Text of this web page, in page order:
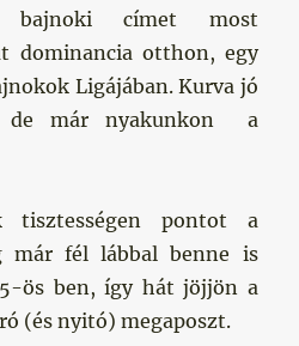
bajnoki címet most
dominancia otthon, egy
Ligájában. Kurva jó
de már nyakunkon a
pontot a
már fél lábbal benne is
ös ben, így hát jöjjön a
(és nyitó) megaposzt.